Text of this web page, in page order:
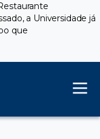
a Universidade já
que